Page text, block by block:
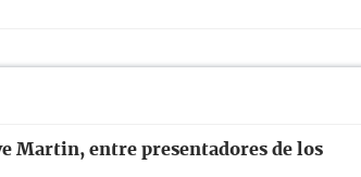
Martin, entre presentadores de los